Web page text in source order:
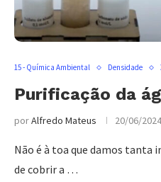
15 - Química Ambiental Densidade
Purificação da
porAlfredo Mateus 20/06/2024
Não é à toa que damos tanta
de cobrir a …